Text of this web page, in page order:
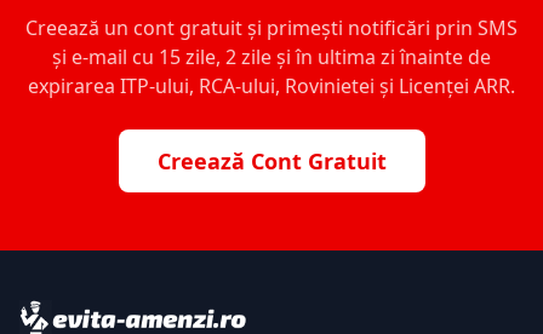
Creează un cont gratuit și primești notificări prin SMS
și e-mail cu 15 zile, 2 zile și în ultima zi înainte de
expirarea ITP-ului, RCA-ului, Rovinietei și Licenței ARR.
Creează Cont Gratuit